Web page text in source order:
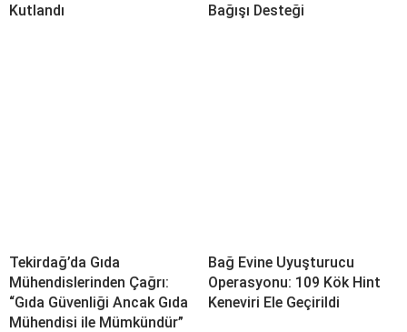
Kutlandı
Bağışı Desteği
Tekirdağ’da Gıda
Mühendislerinden Çağrı:
“Gıda Güvenliği Ancak Gıda
Mühendisi ile Mümkündür”
Bağ Evine Uyuşturucu
Operasyonu: 109 Kök Hint
Keneviri Ele Geçirildi